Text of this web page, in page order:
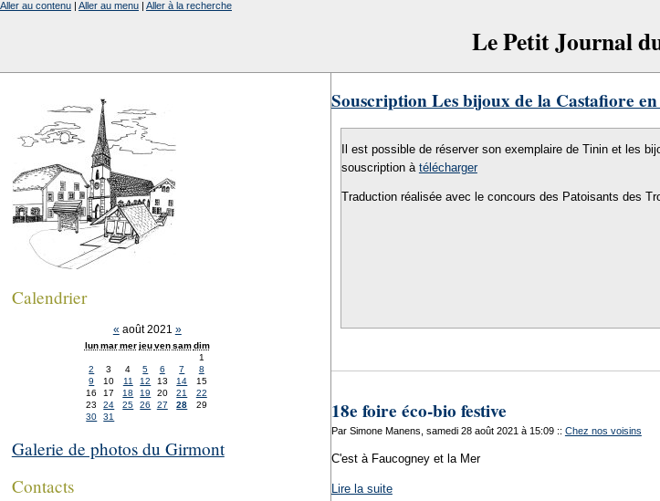
Le Petit Journal
Aller au contenu | Aller au menu | Aller à la recherche
Souscription Les bijoux de la Castafiore
Il est possible de réserver son exemplaire de Tinin et les
souscription à télécharger
Traduction réalisée avec le concours des Patoisants des
18e foire éco-bio festive
Par Simone Manens, samedi 28 août 2021 à 15:09 :: Chez nos voisins
C'est à Faucogney et la Mer
Lire la suite
Calendrier
« août 2021 »
lun mar mer jeu ven sam dim
1
2
3 4 5 6 7
8
9
10 11 12 13 14
15
16
17 18 19 20 21
22
23
24 25 26 27 28
29
30
31
Galerie de photos du Girmont
Contacts